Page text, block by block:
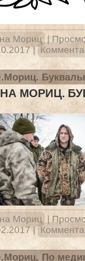
Мориц |
|
МОРИЦ.
Мориц |
|
По